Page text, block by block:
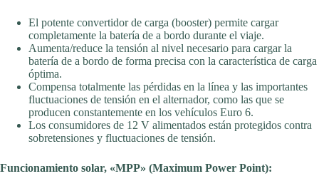
El potente convertidor de carga (booster) permite cargar
completamente la batería de a bordo durante el viaje.
Aumenta/reduce la tensión al nivel necesario para cargar la
batería de a bordo de forma precisa con la característica de carga
óptima.
Compensa totalmente las pérdidas en la línea y las importantes
fluctuaciones de tensión en el alternador, como las que se
producen constantemente en los vehículos Euro 6.
Los consumidores de 12 V alimentados están protegidos contra
sobretensiones y fluctuaciones de tensión.
Funcionamiento solar, «MPP» (Maximum Power Point):